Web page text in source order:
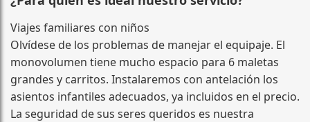
Viajes familiares con niños
Olvídese de los problemas de manejar el equipaje. El
monovolumen tiene mucho espacio para 6 maletas
grandes y carritos. Instalaremos con antelación los
asientos infantiles adecuados, ya incluidos en el precio.
La seguridad de sus seres queridos es nuestra